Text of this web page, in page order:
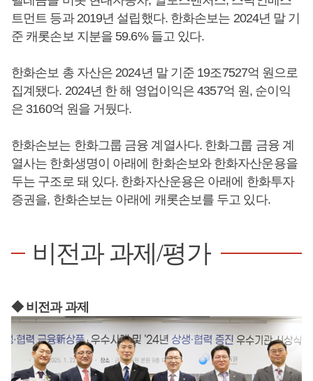
트먼트 등과 2019년 설립했다. 한화손보는 2024년 말 기
준 캐롯손보 지분을 59.6% 들고 있다.
한화손보 총 자산은 2024년 말 기준 19조7527억 원으로
집계됐다. 2024년 한 해 영업이익은 4357억 원, 순이익
은 3160억 원을 거뒀다.
한화손보는 한화그룹 금융 계열사다. 한화그룹 금융 계
열사는 한화생명이 아래에 한화손보와 한화자산운용을
두는 구조로 돼 있다. 한화자산운용은 아래에 한화투자
증권을, 한화손보는 아래에 캐롯손보를 두고 있다.
비전과 과제/평가
◆ 비전과 과제